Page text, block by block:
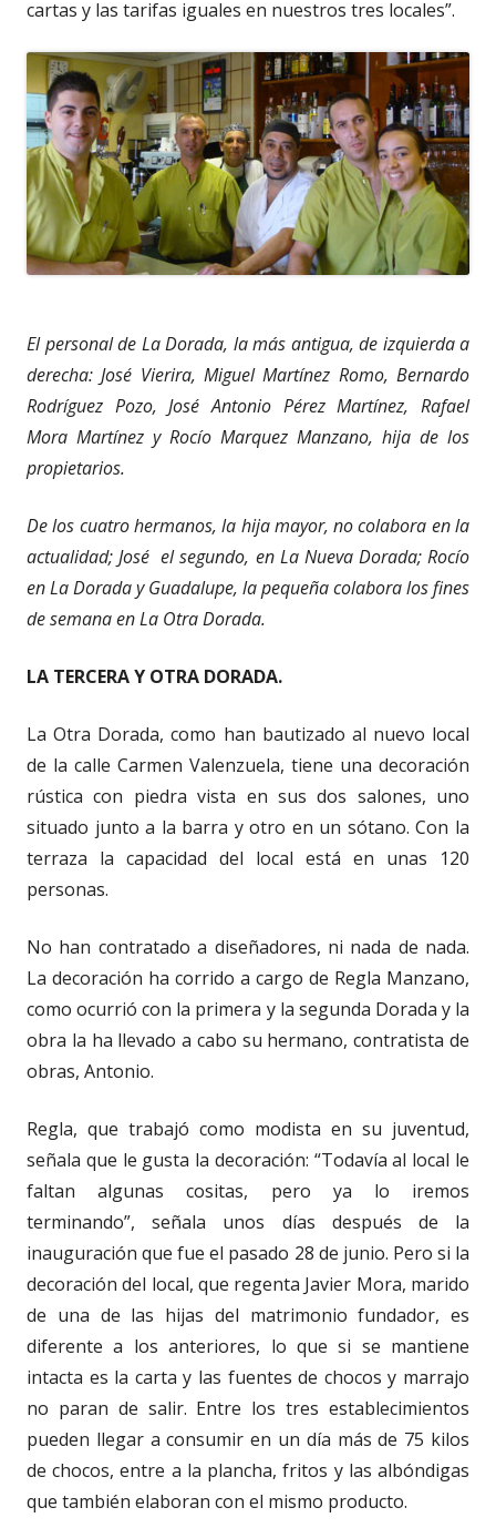
cartas y las tarifas iguales en nuestros tres locales”.
El personal de La Dorada, la más antigua, de izquierda a
derecha: José Vierira, Miguel Martínez Romo, Bernardo
Rodríguez Pozo, José Antonio Pérez Martínez, Rafael
Mora Martínez y Rocío Marquez Manzano, hija de los
propietarios.
De los cuatro hermanos, la hija mayor, no colabora en la
actualidad; José el segundo, en La Nueva Dorada; Rocío
en La Dorada y Guadalupe, la pequeña colabora los fines
de semana en La Otra Dorada.
LA TERCERA Y OTRA DORADA.
La Otra Dorada, como han bautizado al nuevo local
de la calle Carmen Valenzuela, tiene una decoración
rústica con piedra vista en sus dos salones, uno
situado junto a la barra y otro en un sótano. Con la
terraza la capacidad del local está en unas 120
personas.
No han contratado a diseñadores, ni nada de nada.
La decoración ha corrido a cargo de Regla Manzano,
como ocurrió con la primera y la segunda Dorada y la
obra la ha llevado a cabo su hermano, contratista de
obras, Antonio.
Regla, que trabajó como modista en su juventud,
señala que le gusta la decoración: “Todavía al local le
faltan algunas cositas, pero ya lo iremos
terminando”, señala unos días después de la
inauguración que fue el pasado 28 de junio. Pero si la
decoración del local, que regenta Javier Mora, marido
de una de las hijas del matrimonio fundador, es
diferente a los anteriores, lo que si se mantiene
intacta es la carta y las fuentes de chocos y marrajo
no paran de salir. Entre los tres establecimientos
pueden llegar a consumir en un día más de 75 kilos
de chocos, entre a la plancha, fritos y las albóndigas
que también elaboran con el mismo producto.